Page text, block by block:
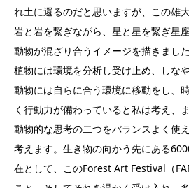
れ土に還るのだと思いますが、この雄
岩と岩を繋ぎながら、星と星を繋ぎ星
動物が混ざり合うイメージを描きました
植物には環境を分析し受け止め、しな
動物には自らに合う環境に移動をし、
く行動力が備わっていると私は考え、
動物的な思考の二つをバランスよく使
考えます。生き物の向かう先にある
在として、このForest Art Festival（